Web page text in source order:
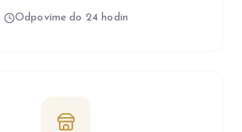
Odpovíme do 24 hodin